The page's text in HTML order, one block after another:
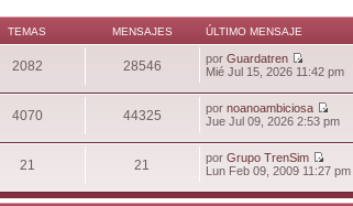
TEMAS MENSAJES ÚLTIMO MENSAJE
2082 28546 porGuardatren
Mié Jul 15, 2026 11:42 pm
4070 44325 pornoanoambiciosa
Jue Jul 09, 2026 2:53 pm
21 21 porGrupo TrenSim
Lun Feb 09, 2009 11:27 pm